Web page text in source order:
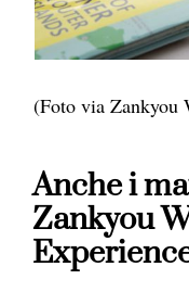
(Foto via Zankyou
Anche i
Zankyou